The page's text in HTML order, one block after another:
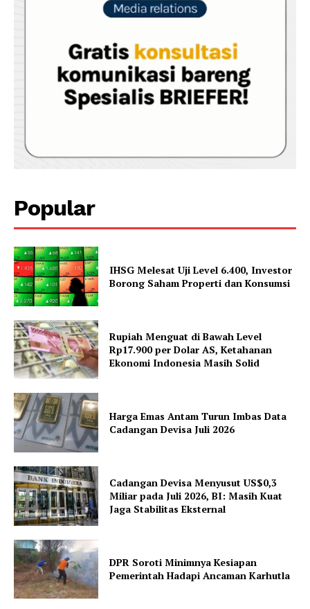
Popular
IHSG Melesat Uji Level 6.400, Investor
Borong Saham Properti dan Konsumsi
Rupiah Menguat di Bawah Level
Rp17.900 per Dolar AS, Ketahanan
Ekonomi Indonesia Masih Solid
Harga Emas Antam Turun Imbas Data
Cadangan Devisa Juli 2026
Cadangan Devisa Menyusut US$0,3
Miliar pada Juli 2026, BI: Masih Kuat
Jaga Stabilitas Eksternal
DPR Soroti Minimnya Kesiapan
Pemerintah Hadapi Ancaman Karhutla